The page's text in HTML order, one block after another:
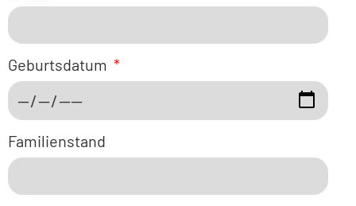
Geburtsdatum
Familienstand